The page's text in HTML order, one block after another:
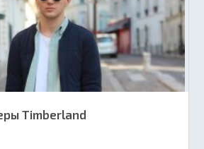
Timberland